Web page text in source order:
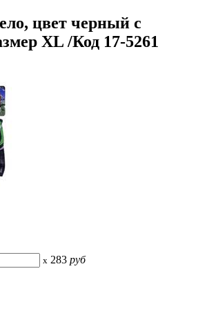
цвет черный с
XL /Код 17-5261
x 283 руб